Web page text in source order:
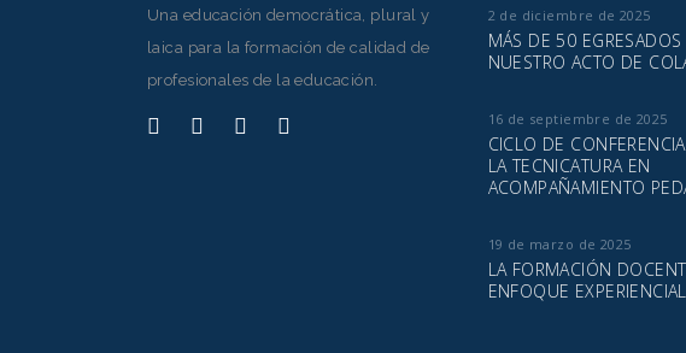
Una educación democrática, plural y
laica para la formación de calidad de
profesionales de la educación.
2 de diciembre de 2025
MÁS DE 50 EGRESADOS
NUESTRO ACTO DE
16 de septiembre de 2025
CICLO DE
LA TECNICATURA EN
ACOMPAÑAMIENTO
19 de marzo de 2025
LA FORMACIÓN
ENFOQUE EXPERIENCIAL